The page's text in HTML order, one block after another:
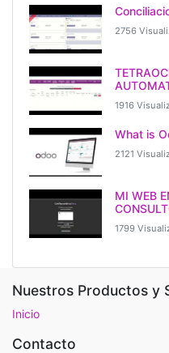
2756
1916
What is
2121
MI WEB
1799
Nuestros Productos y
Inicio
Contacto